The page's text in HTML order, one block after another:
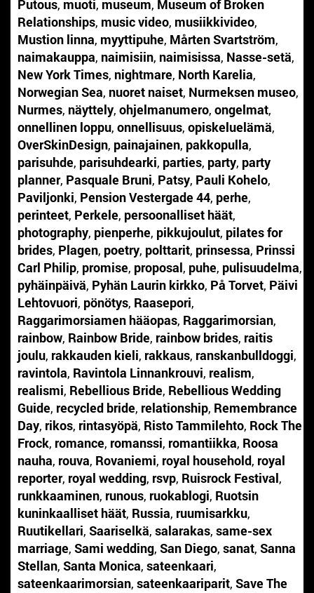
Putous, muoti, museum, Museum of Broken
Relationships, music video, musiikkivideo,
Mustion linna, myyttipuhe, Mårten Svartström,
naimakauppa, naimisiin, naimisissa, Nasse-setä,
New York Times, nightmare, North Karelia,
Norwegian Sea, nuoret naiset, Nurmeksen museo,
Nurmes, näyttely, ohjelmanumero, ongelmat,
onnellinen loppu, onnellisuus, opiskeluelämä,
OverSkinDesign, painajainen, pakkopulla,
parisuhde, parisuhdearki, parties, party, party
planner, Pasquale Bruni, Patsy, Pauli Kohelo,
Paviljonki, Pension Vestergade 44, perhe,
perinteet, Perkele, persoonalliset häät,
photography, pienperhe, pikkujoulut, pilates for
brides, Plagen, poetry, polttarit, prinsessa, Prinssi
Carl Philip, promise, proposal, puhe, pulisuudelma,
pyhäinpäivä, Pyhän Laurin kirkko, På Torvet, Päivi
Lehtovuori, pönötys, Raasepori,
Raggarimorsiamen hääopas, Raggarimorsian,
rainbow, Rainbow Bride, rainbow brides, raitis
joulu, rakkauden kieli, rakkaus, ranskanbulldoggi,
ravintola, Ravintola Linnankrouvi, realism,
realismi, Rebellious Bride, Rebellious Wedding
Guide, recycled bride, relationship, Remembrance
Day, rikos, rintasyöpä, Risto Tammilehto, Rock The
Frock, romance, romanssi, romantiikka, Roosa
nauha, rouva, Rovaniemi, royal household, royal
reporter, royal wedding, rsvp, Ruisrock Festival,
runkkaaminen, runous, ruokablogi, Ruotsin
kuninkaalliset häät, Russia, ruumisarkku,
Ruutikellari, Saariselkä, salarakas, same-sex
marriage, Sami wedding, San Diego, sanat, Sanna
Stellan, Santa Monica, sateenkaari,
sateenkaarimorsian, sateenkaariparit, Save The